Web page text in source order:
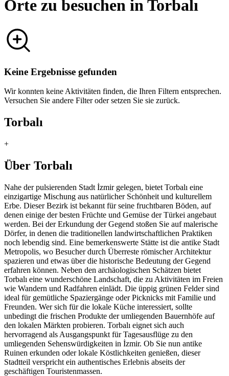
Orte zu besuchen in Torbalı
Keine Ergebnisse gefunden
Wir konnten keine Aktivitäten finden, die Ihren Filtern entsprechen.
Versuchen Sie andere Filter oder setzen Sie sie zurück.
Torbalı
+
Über Torbalı
Nahe der pulsierenden Stadt İzmir gelegen, bietet Torbalı eine
einzigartige Mischung aus natürlicher Schönheit und kulturellem
Erbe. Dieser Bezirk ist bekannt für seine fruchtbaren Böden, auf
denen einige der besten Früchte und Gemüse der Türkei angebaut
werden. Bei der Erkundung der Gegend stoßen Sie auf malerische
Dörfer, in denen die traditionellen landwirtschaftlichen Praktiken
noch lebendig sind. Eine bemerkenswerte Stätte ist die antike Stadt
Metropolis, wo Besucher durch Überreste römischer Architektur
spazieren und etwas über die historische Bedeutung der Gegend
erfahren können. Neben den archäologischen Schätzen bietet
Torbalı eine wunderschöne Landschaft, die zu Aktivitäten im Freien
wie Wandern und Radfahren einlädt. Die üppig grünen Felder sind
ideal für gemütliche Spaziergänge oder Picknicks mit Familie und
Freunden. Wer sich für die lokale Küche interessiert, sollte
unbedingt die frischen Produkte der umliegenden Bauernhöfe auf
den lokalen Märkten probieren. Torbalı eignet sich auch
hervorragend als Ausgangspunkt für Tagesausflüge zu den
umliegenden Sehenswürdigkeiten in İzmir. Ob Sie nun antike
Ruinen erkunden oder lokale Köstlichkeiten genießen, dieser
Stadtteil verspricht ein authentisches Erlebnis abseits der
geschäftigen Touristenmassen.